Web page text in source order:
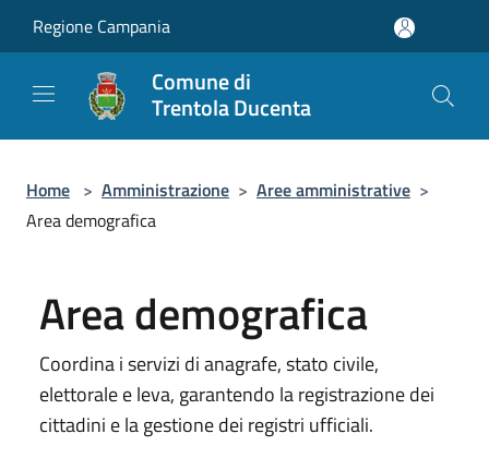
Regione Campania
Comune di
Trentola Ducenta
Home > Amministrazione > Aree amministrative >
Area demografica
Area demografica
Coordina i servizi di anagrafe, stato civile,
elettorale e leva, garantendo la registrazione dei
cittadini e la gestione dei registri ufficiali.